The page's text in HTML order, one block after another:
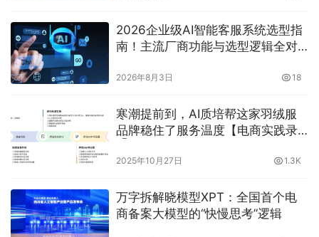
2026企业级AI智能客服系统选型指
南！主流厂商功能与选型逻辑全对
2026年8月3日 18
寒潮提前到，AI质培帮这家羽绒服
品牌稳住了服务温度【电商实践录
2025年10月27日 1.3K
万字拆解晓模型XPT：全国首个电
商备案大模型的“快慢思考”逻辑